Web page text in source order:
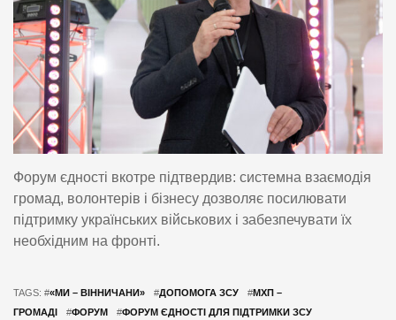
Форум єдності вкотре підтвердив: системна взаємодія
громад, волонтерів і бізнесу дозволяє посилювати
підтримку українських військових і забезпечувати їх
необхідним на фронті.
TAGS: #«МИ – ВІННИЧАНИ» #ДОПОМОГА ЗСУ #МХП –
ГРОМАДІ
#ФОРУМ #ФОРУМ ЄДНОСТІ ДЛЯ ПІДТРИМКИ ЗСУ